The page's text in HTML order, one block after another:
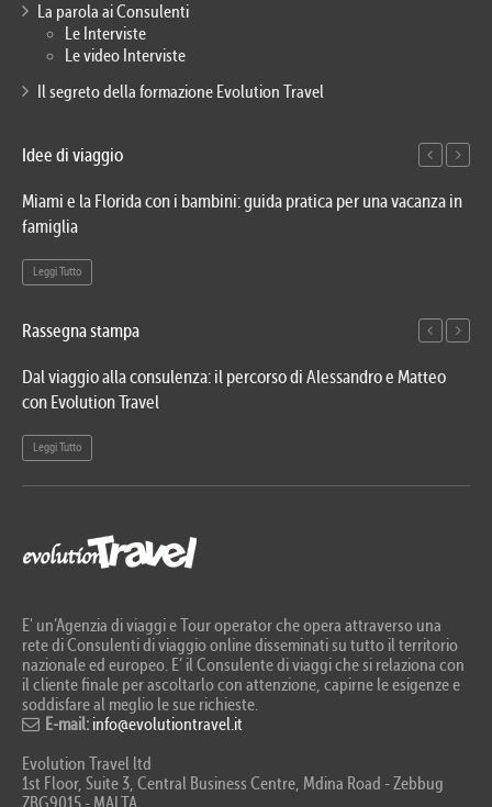
La parola ai Consulenti
Le Interviste
Le video Interviste
Il segreto della formazione Evolution Travel
Idee di viaggio
Miami e la Florida con i bambini: guida pratica per una vacanza in
famiglia
Leggi Tutto
Rassegna stampa
Dal viaggio alla consulenza: il percorso di Alessandro e Matteo
con Evolution Travel
Leggi Tutto
E' un’Agenzia di viaggi e Tour operator che opera attraverso una
rete di Consulenti di viaggio online disseminati su tutto il territorio
nazionale ed europeo. E’ il Consulente di viaggi che si relaziona con
il cliente finale per ascoltarlo con attenzione, capirne le esigenze e
soddisfare al meglio le sue richieste.
E-mail: info@evolutiontravel.it
Evolution Travel ltd
1st Floor, Suite 3, Central Business Centre, Mdina Road - Zebbug